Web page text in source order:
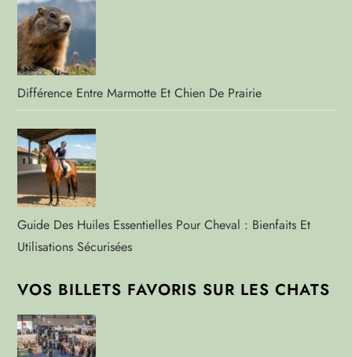
Différence Entre Marmotte Et Chien De Prairie
Guide Des Huiles Essentielles Pour Cheval : Bienfaits Et
Utilisations Sécurisées
VOS BILLETS FAVORIS SUR LES CHATS